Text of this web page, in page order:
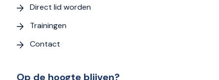
Direct lid worden
Trainingen
Contact
Op de hoogte blijven?